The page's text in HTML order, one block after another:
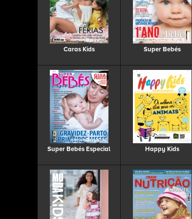
Caras Kids Super Bebés
Super Bebés Especial Happy Kids